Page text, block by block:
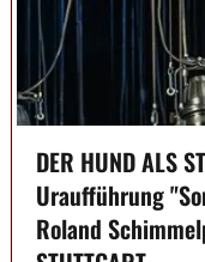
DER HUND ALS
Uraufführung
Roland